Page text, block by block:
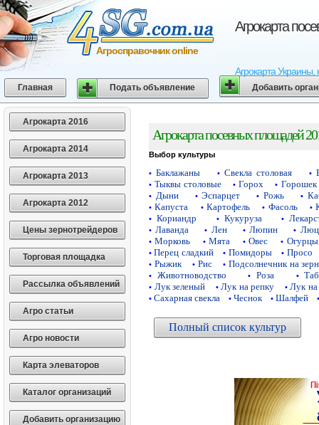
Агрокарта
Агрокарта
Агросправочник online
Главная Подать объявление Добавить
Агрокарта 2016
Агрокарта 2014
Агрокарта 2013
Агрокарта 2012
Цены зернотрейдеров
Торговая площадка
Рассылка объявлений
Агро статьи
Агро новости
Карта элеваторов
Каталог организаций
Добавить организацию
Агрокарта посевных площадей
Выбор культуры
• Баклажаны • Свекла столовая •
• Тыквы столовые • Горох • Горошек
• Дыни • Эспарцет • Рожь •
• Капуста • Картофель • Фасоль •
• Кориандр • Кукуруза •
• Лаванда • Лен • Люпин •
• Морковь • Мята • Овес • Огурцы
• Перец сладкий • Помидоры • Просо
• Рыжик • Рис • Подсолнечник на
• Животноводство • Роза •
• Лук зеленый • Лук на репку • Лук на
• Сахарная свекла • Чеснок • Шалфей •
Полный список культур